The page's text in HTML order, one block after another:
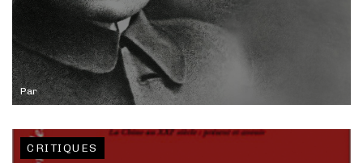
Par
CRITIQUES